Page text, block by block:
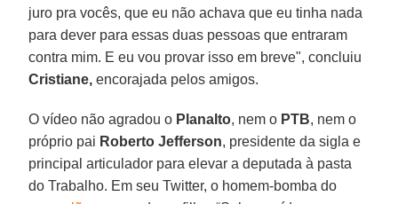
juro pra vocês, que eu não achava que eu tinha nada
para dever para essas duas pessoas que entraram
contra mim. E eu vou provar isso em breve", concluiu
Cristiane, encorajada pelos amigos.
O vídeo não agradou o Planalto, nem o PTB, nem o
próprio pai Roberto Jefferson, presidente da sigla e
principal articulador para elevar a deputada à pasta
do Trabalho. Em seu Twitter, o homem-bomba do